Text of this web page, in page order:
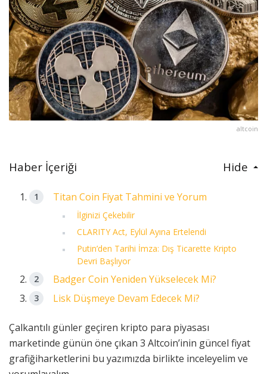
altcoin
Haber İçeriği Hide
Titan Coin Fiyat Tahmini ve Yorum
İlginizi Çekebilir
CLARITY Act, Eylül Ayına Ertelendi
Putin’den Tarihi İmza: Dış Ticarette Kripto
Devri Başlıyor
Badger Coin Yeniden Yükselecek Mi?
Lisk Düşmeye Devam Edecek Mi?
Çalkantılı günler geçiren kripto para piyasası
marketinde günün öne çıkan 3 Altcoin’inin güncel fiyat
grafiğiharketlerini bu yazımızda birlikte inceleyelim ve